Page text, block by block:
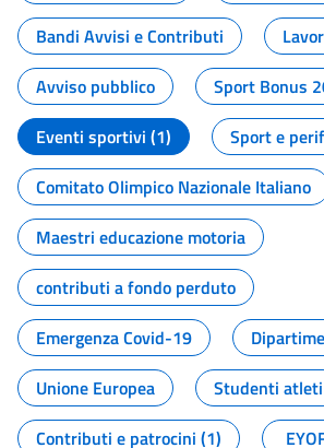
Bandi Avvisi e Contributi
Avviso pubblico
Sport Bonus
Eventi sportivi (1)
Sport e
Comitato Olimpico Nazionale Italiano
Maestri educazione motoria
contributi a fondo perduto
Emergenza Covid-19
Unione Europea
Studenti atleti
Contributi e patrocini (1)